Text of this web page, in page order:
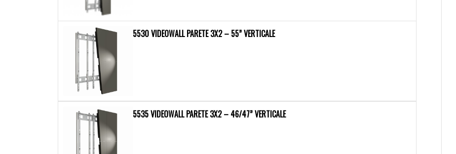
5530 VIDEOWALL PARETE 3X2 – 55” VERTICALE
5535 VIDEOWALL PARETE 3X2 – 46/47” VERTICALE